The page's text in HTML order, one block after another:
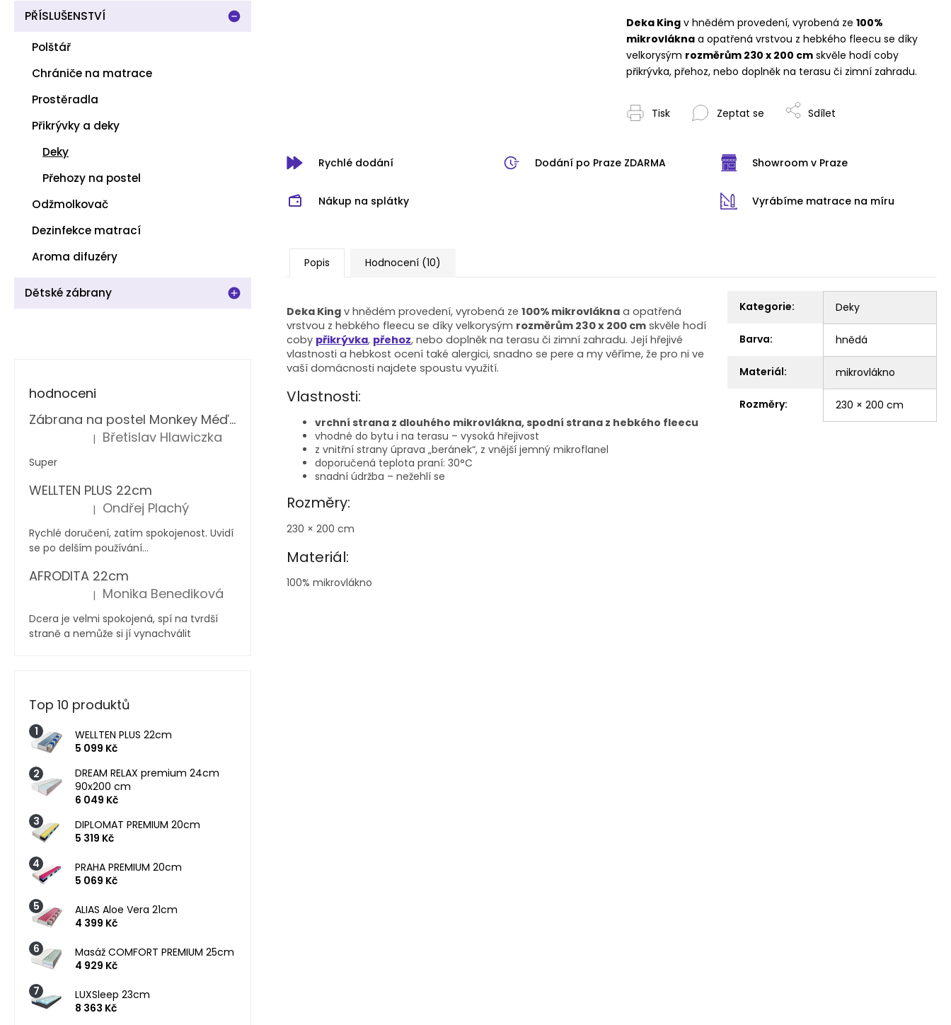
PŘÍSLUŠENSTVÍ
Polštář
Chrániče na matrace
Prostěradla
Přikrývky a deky
Deky
Přehozy na postel
Odžmolkovač
Dezinfekce matrací
Aroma difuzéry
Dětské zábrany
hodnoceni
Zábrana na postel Monkey Méďa®
Hodnocení produktu je 5 z 5 hvězdiček.
| Břetislav Hlawiczka
Super
WELLTEN PLUS 22cm
Hodnocení produktu je 5 z 5 hvězdiček.
| Ondřej Plachý
Rychlé doručení, zatím spokojenost. Uvidí
se po delším používání...
AFRODITA 22cm
Hodnocení produktu je 5 z 5 hvězdiček.
| Monika Benediková
Dcera je velmi spokojená, spí na tvrdší
straně a nemůže si jí vynachválit
Top 10 produktů
WELLTEN PLUS 22cm
5 099 Kč
DREAM RELAX premium 24cm
90x200 cm
6 049 Kč
DIPLOMAT PREMIUM 20cm
5 319 Kč
PRAHA PREMIUM 20cm
5 069 Kč
ALIAS Aloe Vera 21cm
4 399 Kč
Masáž COMFORT PREMIUM 25cm
4 929 Kč
LUXSleep 23cm
8 363 Kč
Deka Kingv hnědém provedení, vyrobená ze 100%
mikrovláknaa opatřená vrstvou z hebkého fleecu se díky
velkorysým rozměrům 230 x 200 cmskvěle hodí coby
přikrývka, přehoz, nebo doplněk na terasu či zimní zahradu.
Tisk Zeptat se Sdílet
Rychlé dodání Dodání po Praze ZDARMA Showroom v Praze
Nákup na splátky Vyrábíme matrace na míru
Popis Hodnocení (10)
Deka King v hnědém provedení, vyrobená ze 100% mikrovlákna a opatřená
vrstvou z hebkého fleecu se díky velkorysým rozměrům 230 x 200 cm skvěle hodí
coby přikrývka, přehoz, nebo doplněk na terasu či zimní zahradu. Její hřejivé
vlastnosti a hebkost ocení také alergici, snadno se pere a my věříme, že pro ni ve
vaší domácnosti najdete spoustu využití.
Vlastnosti:
vrchní strana z dlouhého mikrovlákna, spodní strana z hebkého fleecu
vhodné do bytu i na terasu – vysoká hřejivost
z vnitřní strany úprava „beránek“, z vnější jemný mikroflanel
doporučená teplota praní: 30°C
snadní údržba – nežehlí se
Rozměry:
230 × 200 cm
Materiál:
100% mikrovlákno
Kategorie: Deky
Barva: hnědá
Materiál: mikrovlákno
Rozměry: 230 × 200 cm